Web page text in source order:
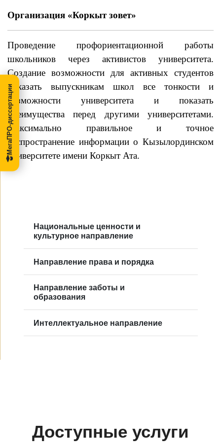
Организация «Коркыт зовет»
Проведение профориентационной работы
школьников через активистов университета.
Создание возможности для активных студентов
показать выпускникам школ все тонкости и
возможности университета и показать
преимущества перед другими университетами.
Максимально правильное и точное
распространение информации о Кызылординском
университете имени Коркыт Ата.
Национальные ценности и
культурное направление
Направление права и порядка
Направление заботы и
образования
Интеллектуальное направление
Доступные услуги
МегаПРО-диссертации